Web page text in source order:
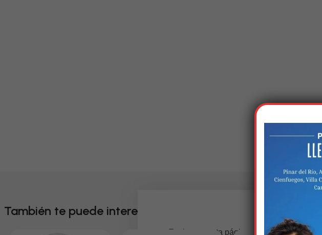
También te puede interesar
Em breve, esta página estará disponível